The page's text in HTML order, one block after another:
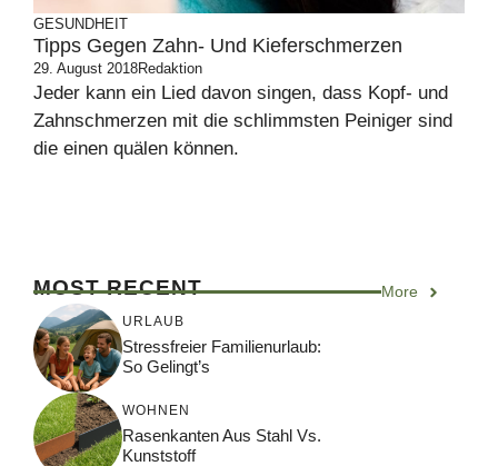
GESUNDHEIT
Tipps Gegen Zahn- Und Kieferschmerzen
29. August 2018Redaktion
Jeder kann ein Lied davon singen, dass Kopf- und
Zahnschmerzen mit die schlimmsten Peiniger sind
die einen quälen können.
MOST RECENT More
URLAUB
Stressfreier Familienurlaub:
So Gelingt’s
WOHNEN
Rasenkanten Aus Stahl Vs.
Kunststoff